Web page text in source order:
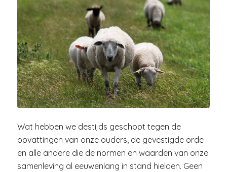
Wat hebben we destijds geschopt tegen de
opvattingen van onze ouders, de gevestigde orde
en alle andere die de normen en waarden van onze
samenleving al eeuwenlang in stand hielden. Geen